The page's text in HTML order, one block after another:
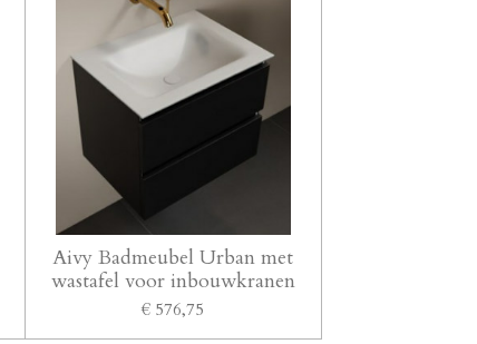
Aivy Badmeubel Urban met
wastafel voor inbouwkranen
€ 576,75